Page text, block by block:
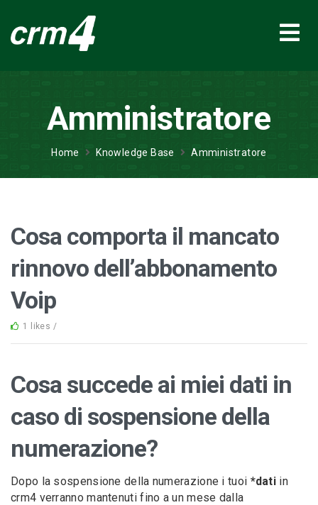
Amministratore
Home Knowledge Base Amministratore
Cosa comporta il mancato
rinnovo dell’abbonamento
Voip
1 likes /
Cosa succede ai miei dati in
caso di sospensione della
numerazione?
Dopo la sospensione della numerazione i tuoi *dati in
crm4 verranno mantenuti fino a un mese dalla